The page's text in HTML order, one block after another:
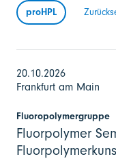
proHPL
20.10.2026
Frankfurt am Main
Fluoropolymergruppe
Fluorpolymer